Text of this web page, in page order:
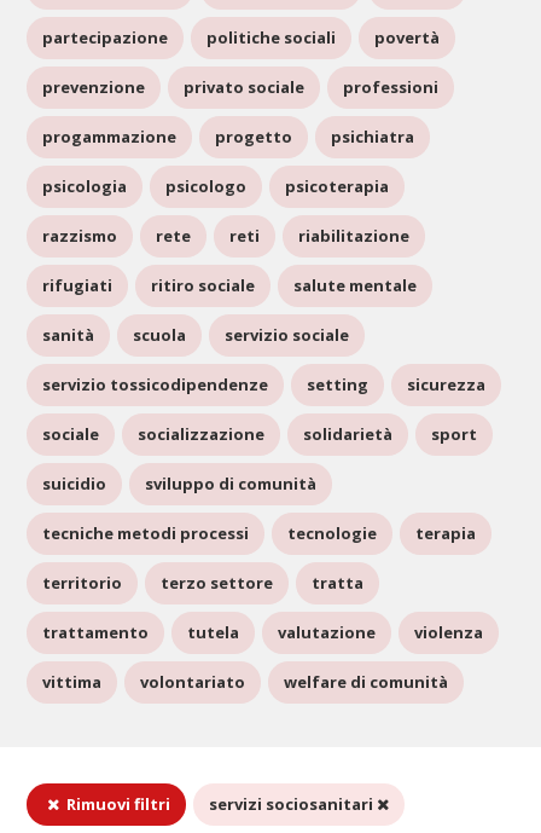
partecipazione politiche sociali povertà
prevenzione privato sociale professioni
progammazione progetto psichiatra
psicologia psicologo psicoterapia
razzismo rete reti riabilitazione
rifugiati ritiro sociale salute mentale
sanità scuola servizio sociale
servizio tossicodipendenze setting sicurezza
sociale socializzazione solidarietà sport
suicidio sviluppo di comunità
tecniche metodi processi tecnologie terapia
territorio terzo settore tratta
trattamento tutela valutazione violenza
vittima volontariato welfare di comunità
Rimuovi filtri servizi sociosanitari